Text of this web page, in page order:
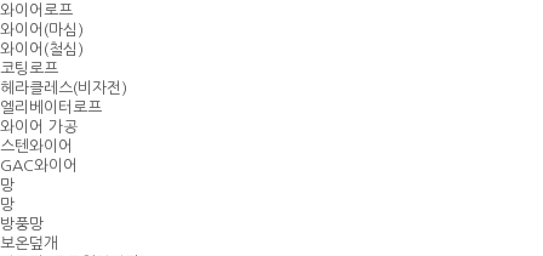
와이어로프
와이어(마심)
와이어(철심)
코팅로프
헤라클레스(비자전)
엘리베이터로프
와이어 가공
스텐와이어
GAC와이어
망
망
방풍망
보온덮개